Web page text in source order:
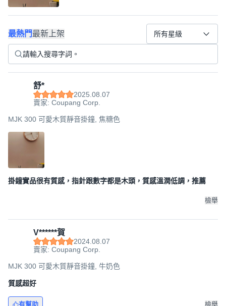
最熱門最新上架 所有星級
舒*
2025.08.07
賣家: Coupang Corp.
MJK 300 可愛木質靜音掛鐘, 焦糖色
掛鐘實品很有質感，指針跟數字都是木頭，質感溫潤低調，推薦
檢舉
V******賀
2024.08.07
賣家: Coupang Corp.
MJK 300 可愛木質靜音掛鐘, 牛奶色
質感超好
有幫助 檢舉